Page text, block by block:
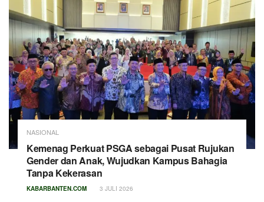
NASIONAL
Kemenag Perkuat PSGA sebagai Pusat Rujukan
Gender dan Anak, Wujudkan Kampus Bahagia
Tanpa Kekerasan
KABARBANTEN.COM 3 JULI 2026